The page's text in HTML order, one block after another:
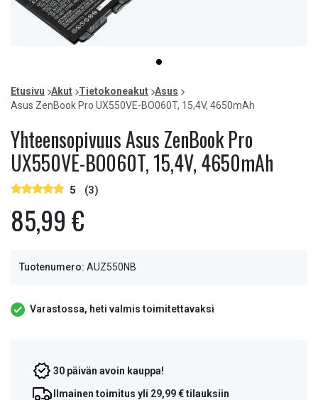
item
0
of
1
Etusivu Akut Tietokoneakut Asus
Asus ZenBook Pro UX550VE-BO060T, 15,4V, 4650mAh
Yhteensopivuus Asus ZenBook Pro
UX550VE-BO060T, 15,4V, 4650mAh
5 (3)
85,99 €
Tuotenumero: AUZ550NB
Varastossa, heti valmis toimitettavaksi
30 päivän avoin kauppa!
Ilmainen toimitus yli 29,99 € tilauksiin